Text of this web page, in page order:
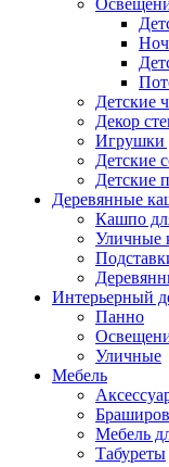
Детские
Декор
Игрушки
Детские
Детские
Деревянные
Кашпо
Уличные
Интерьерный
Панно
Уличные
Мебель
Мебель
Табуреты